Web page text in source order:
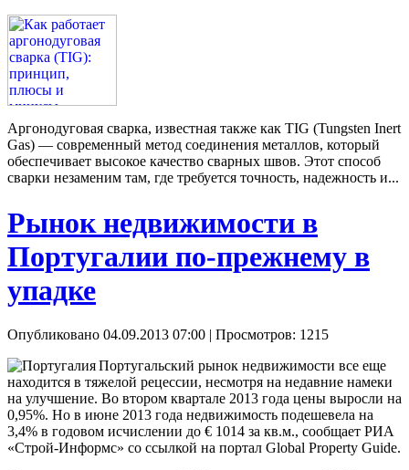
Аргонодуговая сварка, известная также как TIG (Tungsten Inert
Gas) — современный метод соединения металлов, который
обеспечивает высокое качество сварных швов. Этот способ
сварки незаменим там, где требуется точность, надежность и...
Рынок недвижимости в
Португалии по-прежнему в
упадке
Опубликовано 04.09.2013 07:00 | Просмотров: 1215
Португальский рынок недвижимости все еще
находится в тяжелой рецессии, несмотря на недавние намеки
на улучшение. Во втором квартале 2013 года цены выросли на
0,95%. Но в июне 2013 года недвижимость подешевела на
3,4% в годовом исчислении до € 1014 за кв.м., сообщает РИА
«Строй-Информс» со ссылкой на портал Global Property Guide.